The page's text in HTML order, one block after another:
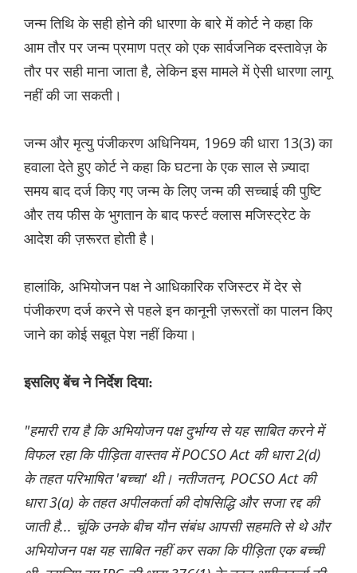
जन्म तिथि के सही होने की धारणा के बारे में कोर्ट ने कहा कि
आम तौर पर जन्म प्रमाण पत्र को एक सार्वजनिक दस्तावेज़ के
तौर पर सही माना जाता है, लेकिन इस मामले में ऐसी धारणा लागू
नहीं की जा सकती।
जन्म और मृत्यु पंजीकरण अधिनियम, 1969 की धारा 13(3) का
हवाला देते हुए कोर्ट ने कहा कि घटना के एक साल से ज़्यादा
समय बाद दर्ज किए गए जन्म के लिए जन्म की सच्चाई की पुष्टि
और तय फीस के भुगतान के बाद फर्स्ट क्लास मजिस्ट्रेट के
आदेश की ज़रूरत होती है।
हालांकि, अभियोजन पक्ष ने आधिकारिक रजिस्टर में देर से
पंजीकरण दर्ज करने से पहले इन कानूनी ज़रूरतों का पालन किए
जाने का कोई सबूत पेश नहीं किया।
इसलिए बेंच ने निर्देश दिया:
"हमारी राय है कि अभियोजन पक्ष दुर्भाग्य से यह साबित करने में
विफल रहा कि पीड़िता वास्तव में POCSO Act की धारा 2(d)
के तहत परिभाषित 'बच्चा' थी। नतीजतन, POCSO Act की
धारा 3(a) के तहत अपीलकर्ता की दोषसिद्धि और सजा रद्द की
जाती है... चूंकि उनके बीच यौन संबंध आपसी सहमति से थे और
अभियोजन पक्ष यह साबित नहीं कर सका कि पीड़िता एक बच्ची